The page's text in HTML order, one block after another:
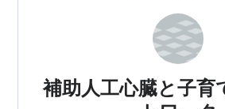
補助人工心臓と子育